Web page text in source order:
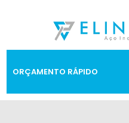
ORÇAMENTO RÁPIDO